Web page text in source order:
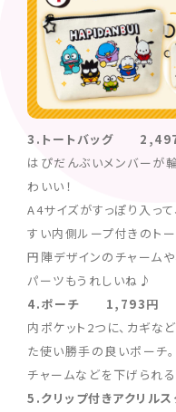
3.トートバッグ
はぴだんぶいメンバーが
わいい！
A4サイズがすっぽり入っ
すい内側ループ付きのトー
円陣デザインのチャーム
パーツもうれしいね♪
4.ポーチ 1,793円
内ポケット2つに、カギな
た使い勝手の良いポーチ。
チャームなどを下げられ
5.クリップ付きアクリ